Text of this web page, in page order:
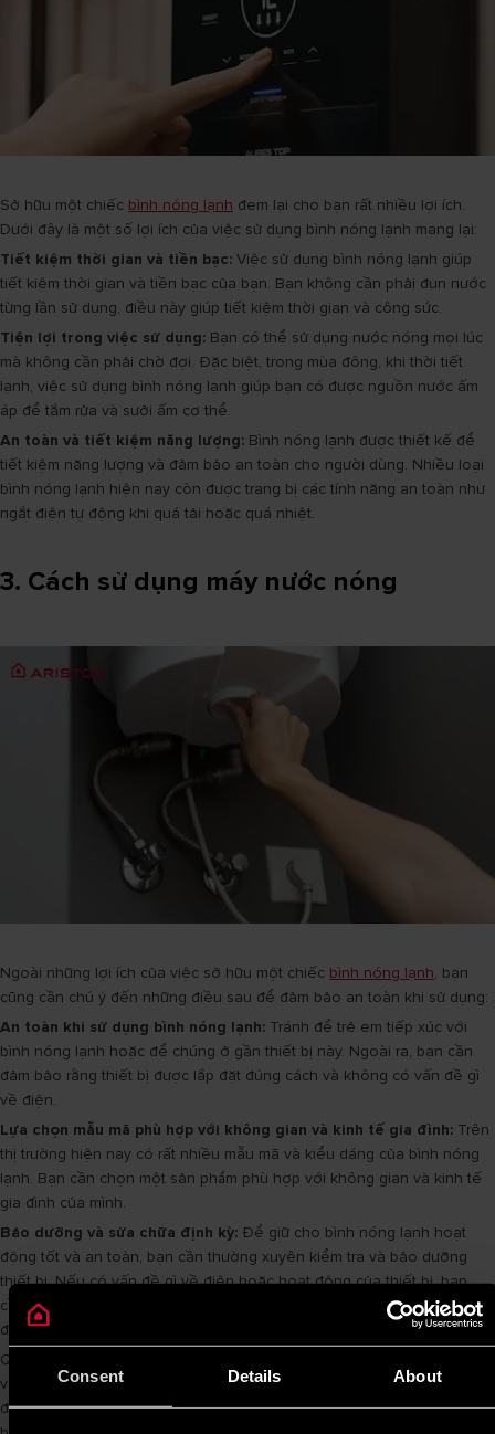
Consent Details About
Sở hữu một chiếc bình nóng lạnh đem lại cho bạn rất nhiều lợi ích.
Dưới đây là một số lợi ích của việc sử dụng bình nóng lạnh mang lại:
Tiết kiệm thời gian và tiền bạc: Việc sử dụng bình nóng lạnh giúp
tiết kiệm thời gian và tiền bạc của bạn. Bạn không cần phải đun nước
từng lần sử dụng, điều này giúp tiết kiệm thời gian và công sức.
Tiện lợi trong việc sử dụng: Bạn có thể sử dụng nước nóng mọi lúc
mà không cần phải chờ đợi. Đặc biệt, trong mùa đông, khi thời tiết
lạnh, việc sử dụng bình nóng lạnh giúp bạn có được nguồn nước ấm
áp để tắm rửa và sưởi ấm cơ thể.
An toàn và tiết kiệm năng lượng: Bình nóng lạnh được thiết kế để
tiết kiệm năng lượng và đảm bảo an toàn cho người dùng. Nhiều loại
bình nóng lạnh hiện nay còn được trang bị các tính năng an toàn như
ngắt điện tự động khi quá tải hoặc quá nhiệt.
3. Cách sử dụng máy nước nóng
Ngoài những lợi ích của việc sở hữu một chiếc bình nóng lạnh, bạn
cũng cần chú ý đến những điều sau để đảm bảo an toàn khi sử dụng:
An toàn khi sử dụng bình nóng lạnh: Tránh để trẻ em tiếp xúc với
bình nóng lạnh hoặc để chúng ở gần thiết bị này. Ngoài ra, bạn cần
đảm bảo rằng thiết bị được lắp đặt đúng cách và không có vấn đề gì
về điện.
Lựa chọn mẫu mã phù hợp với không gian và kinh tế gia đình: Trên
thị trường hiện nay có rất nhiều mẫu mã và kiểu dáng của bình nóng
lạnh. Bạn cần chọn một sản phẩm phù hợp với không gian và kinh tế
gia đình của mình.
Bảo dưỡng và sửa chữa định kỳ: Để giữ cho bình nóng lạnh hoạt
động tốt và an toàn, bạn cần thường xuyên kiểm tra và bảo dưỡng
thiết bị. Nếu có vấn đề gì về điện hoặc hoạt động của thiết bị, bạn
cần liên hệ với nhà sản xuất hoặc các trung tâm sửa chữa uy tín để
được hỗ trợ.
Qua bài viết này, chúng ta đã tìm hiểu rõ hơn về
và những lợi ích của việc sở hữu một chiếc
bình nóng lạnhtrong gia
đình. Nếu bạn đang tìm kiếm một thiết bị giúp tiết kiệm thời gian, tiền